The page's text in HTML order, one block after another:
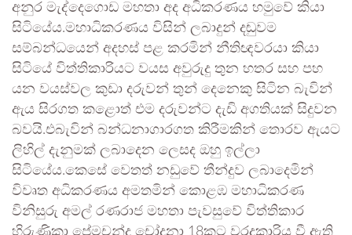
අනුර මැද්දෙගොඩ මහතා අද අධිකරණය හමුවේ කියා
සිටියේය.මහාධිකරණය විසින් ලබාදුන් දඬුවම
සම්බන්ධයෙන් අදහස් පළ කරමින් නීතිඥවරයා කියා
සිටියේ විත්තිකාරියට වයස අවුරුදු තුන හතර සහ පහ
යන වයස්වල කුඩා දරුවන් තුන් දෙනෙකු සිටින බැවින්
ඇය සිරගත කළොත් එම දරුවන්ට දැඩි අගතියක් සිදුවන
බවයි.එබැවින් බන්ධනාගාරගත කිරීමකින් තොරව ඇයට
ලිහිල් දැනුමක් ලබාදෙන ලෙසද ඔහු ඉල්ලා
සිටියේය.කෙසේ වෙතත් නඩුවේ තීන්දුව ලබාදෙමින්
විවෘත අධිකරණය අමතමින් කොළඹ මහාධිකරණ
විනිසුරු අමල් රණරාජ මහතා පැවසුවේ විත්තිකාර
හිරුණිකා ප්‍රේමචන්ද්‍ර චෝදනා 18කට වරදකාරිය වී ඇති